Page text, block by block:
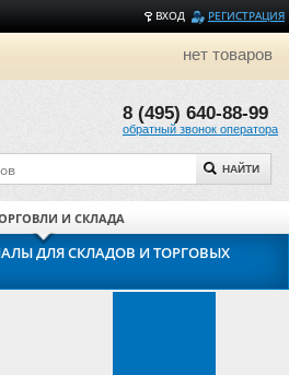
ВХОД РЕГИСТРАЦИЯ
нет товаров
8 (495) 640-88-99
обратный звонок оператора
НАЙТИ
И СКЛАДА
ДЛЯ СКЛАДОВ И ТОРГОВЫХ